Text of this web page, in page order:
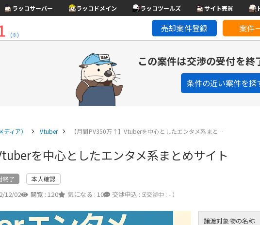
ラッコサーバー ラッコドメイン ラッコツールズ サイト売買
(※)
売却案件登録 案件
この案件は交渉の受付を終
条件の近い案件を探
ィア） Vtuber 【月間PV350万↑】Vtuberを中心としたエンタメ系まと…
を中心としたエンタメ系まとめサイト
終了 本人確認
12/02 閲覧 : 120 気になる : 10 交渉申込 : 5
（交渉中 : - ）
譲渡対象物の名称